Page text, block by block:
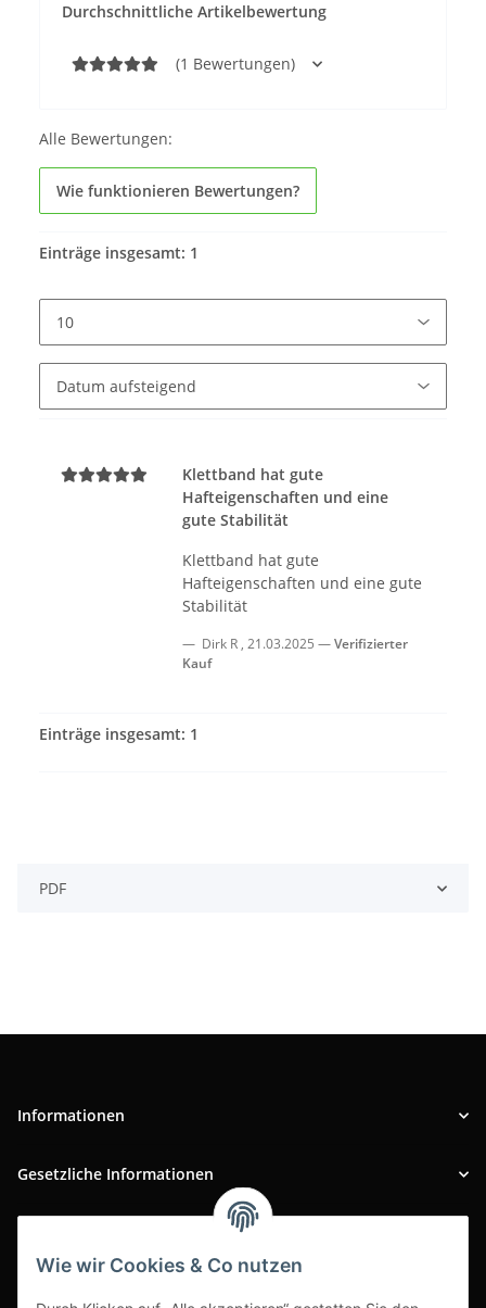
Wie wir Cookies & Co nutzen
Durchschnittliche Artikelbewertung
(1 Bewertungen)
Alle Bewertungen:
Wie funktionieren Bewertungen?
Einträge insgesamt: 1
Klettband hat gute
Hafteigenschaften und eine
gute Stabilität
Klettband hat gute
Hafteigenschaften und eine gute
Stabilität
Dirk R , 21.03.2025
Verifizierter
Kauf
Einträge insgesamt: 1
PDF
Informationen
Gesetzliche Informationen